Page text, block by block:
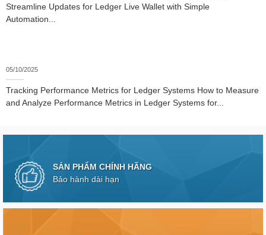
Streamline Updates for Ledger Live Wallet with Simple
Automation...
05/10/2025
Tracking Performance Metrics for Ledger Systems How to Measure
and Analyze Performance Metrics in Ledger Systems for...
SẢN PHẨM CHÍNH HÃNG
Bảo hành dài hạn